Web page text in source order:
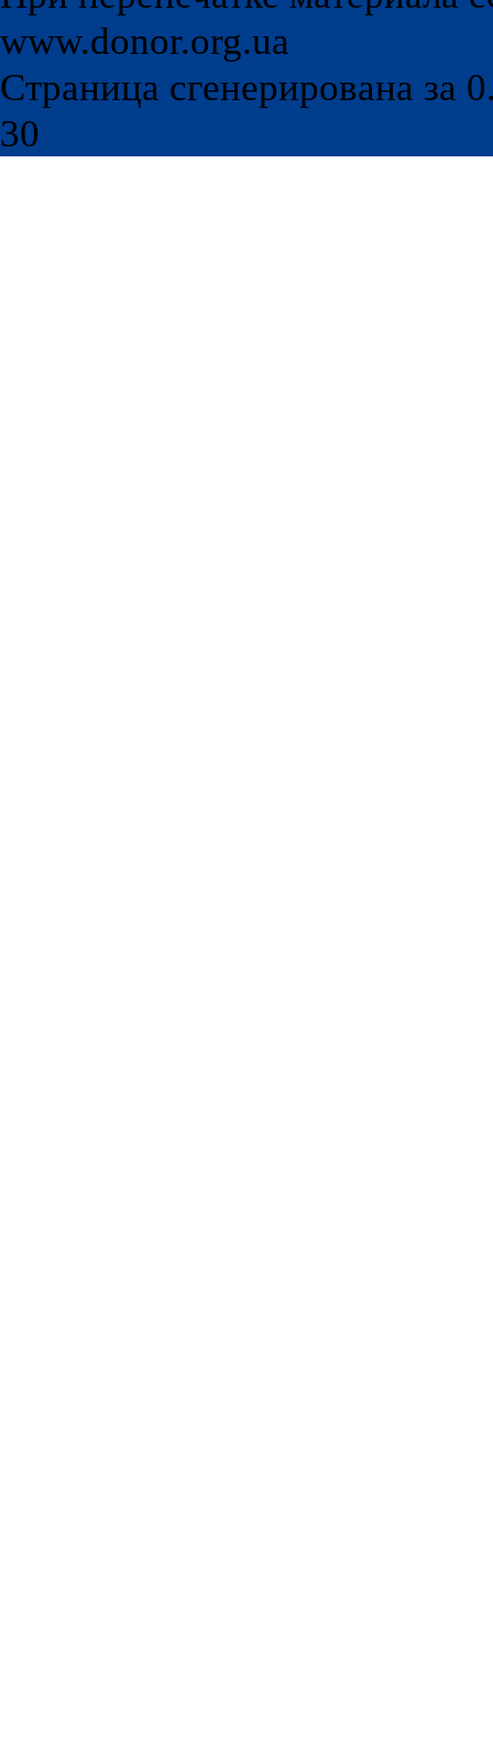
При перепечатке материала
www.donor.org.ua
Страница сгенерирована за
30